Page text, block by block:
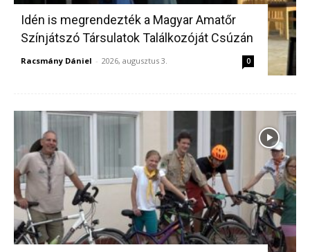
Idén is megrendezték a Magyar Amatőr
Színjátszó Társulatok Találkozóját Csúzán
Racsmány Dániel - 2026, augusztus 3. 0